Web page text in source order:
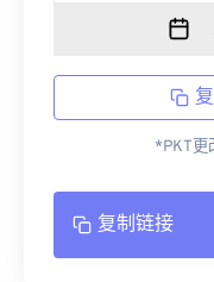
*PKT更
复制链接